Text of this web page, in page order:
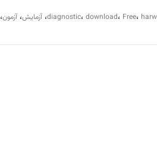
diagnostic، download، Free، ،آزمایش،آزمون،